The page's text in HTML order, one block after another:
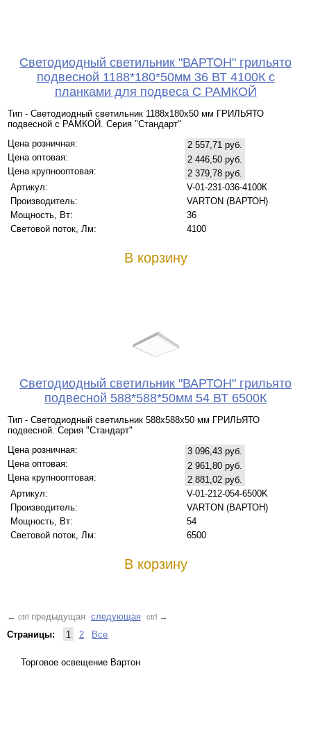
Светодиодный светильник "ВАРТОН" грильято
подвесной 1188*180*50мм 36 ВТ 4100К с
планками для подвеса С РАМКОЙ
Тип - Светодиодный светильник 1188х180х50 мм ГРИЛЬЯТО
подвесной с РАМКОЙ. Серия "Стандарт"
Цена розничная:
2 557,71 руб.
Цена оптовая:
2 446,50 руб.
Цена крупнооптовая:
2 379,78 руб.
Артикул:
V-01-231-036-4100К
Производитель:
VARTON (ВАРТОН)
Мощность, Вт:
36
Световой поток, Лм:
4100
В корзину
Светодиодный светильник "ВАРТОН" грильято
подвесной 588*588*50мм 54 ВТ 6500К
Тип - Светодиодный светильник 588х588х50 мм ГРИЛЬЯТО
подвесной. Серия "Стандарт"
Цена розничная:
3 096,43 руб.
Цена оптовая:
2 961,80 руб.
Цена крупнооптовая:
2 881,02 руб.
Артикул:
V-01-212-054-6500K
Производитель:
VARTON (ВАРТОН)
Мощность, Вт:
54
Световой поток, Лм:
6500
В корзину
← ctrl предыдущая следующая ctrl →
Страницы: 1 2 Все
Торговое освещение Вартон